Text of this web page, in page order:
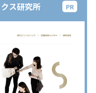
ス研究所